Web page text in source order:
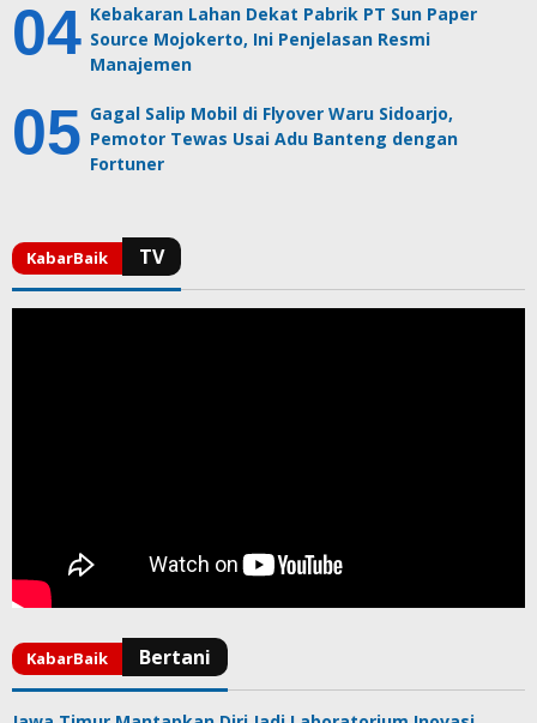
Kebakaran Lahan Dekat Pabrik PT Sun Paper
Source Mojokerto, Ini Penjelasan Resmi
Manajemen
Gagal Salip Mobil di Flyover Waru Sidoarjo,
Pemotor Tewas Usai Adu Banteng dengan
Fortuner